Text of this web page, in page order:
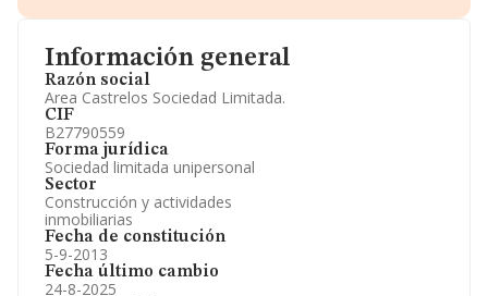
Información general
Razón social
Area Castrelos Sociedad Limitada.
CIF
B27790559
Forma jurídica
Sociedad limitada unipersonal
Sector
Construcción y actividades
inmobiliarias
Fecha de constitución
5-9-2013
Fecha último cambio
24-8-2025
Información oficial y registral complementaria.